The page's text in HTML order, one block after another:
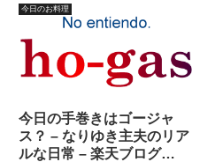
「旧型マシン延命術」を詠むため
だ。チップセット別に、延命方法
が書いてあるのだが、私のパソコ
ンのチップセットを確かめもせ
ず、雑...
今日のお料理
今日の手巻きはゴージャ
ス？ – なりゆき主夫のリア
ルな日常 – 楽天ブログ